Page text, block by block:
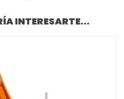
INTERESARTE...